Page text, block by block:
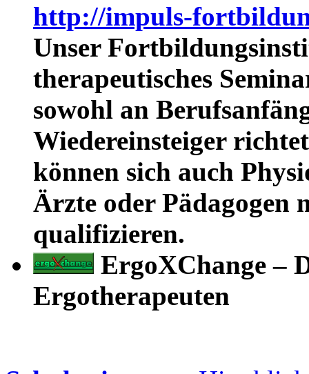
http://impuls-
Unser
therapeutisches
sowohl an
Wiedereinsteiger
können sich auch
Ärzte oder Pädagogen
qualifizieren.
ErgoXChange –
Ergotherapeuten